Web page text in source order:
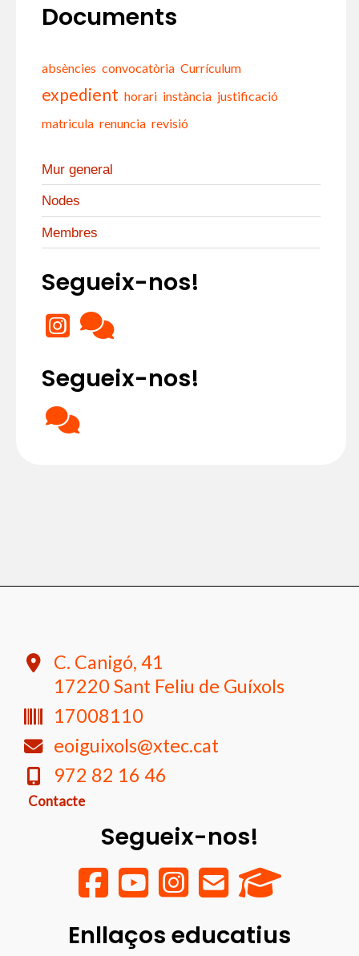
Documents
absències convocatòria Currículum
expedient horari instància justificació
matricula renuncia revisió
Mur general
Nodes
Membres
Segueix-nos!
Segueix-nos!
C. Canigó, 41
17220 Sant Feliu de Guíxols
17008110
eoiguixols@xtec.cat
972 82 16 46
Contacte
Segueix-nos!
Enllaços educatius